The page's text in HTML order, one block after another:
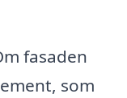
fasaden
som